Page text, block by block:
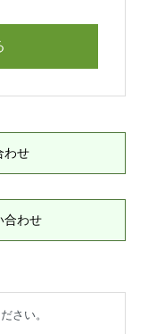
わせ
合わせ
さい。